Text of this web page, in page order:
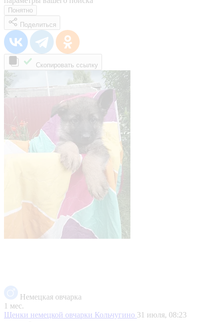
Понятно
Поделиться
Скопировать ссылку
Немецкая овчарка
1 мес.
Щенки немецкой овчарки Кольчугино 31 июля, 08:23